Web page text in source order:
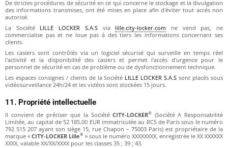
De strictes procédures de sécurité en ce qui concerne le stockage et la divulgation
des informations transmises, ont été mises en place afin d'éviter tout accès non
autorisé.
La Société LILLE LOCKER S.A.Svia lille.city-locker.com ne vend pas, ne
commercialise pas et ne loue pas à des tiers les informations concernant ses
clients.
Les casiers sont contrôlés via un logiciel sécurisé qui surveille en temps réel
l'activité et la disponibilité des casiers et permet l'accès d'urgence pour le
personnel de sécurité en cas de problème ou de dysfonctionnement technique.
Les espaces consignes / clients de la Société LILLE LOCKER S.A.S sont placés sous
vidéosurveillance 24h/24 et les vidéos sont stockées 15 jours.
11. Propriété intellectuelle
Il convient de préciser que la SociétéCITY-LOCKER® (Société A Responsabilité
Limitée, au capital de 52 185.00 EUR immatriculée au RCS de Paris sous le numéro
792 515 207 ayant son siège 15, rue Chapon – 75003 Paris) est propriétaire de la
marque « CITY-LOCKER Lille® » sous le numéro XXXXXXXX, enregistrée le XX XXXXXX
XXXX, valable XX/XX/XXXX pour les classes 35 ; 39 ; 43.